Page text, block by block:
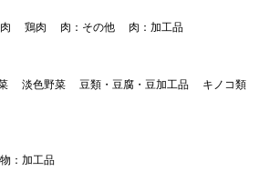
鶏肉 肉：その他 肉：加工品
淡色野菜 豆類・豆腐・豆加工品
キノコ類
：加工品